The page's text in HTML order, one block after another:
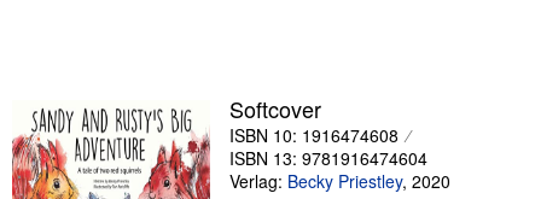
Verkäufer werden
Hilfe
Softcover
ISBN 10: 1916474608
ISBN 13: 9781916474604
Verlag: Becky Priestley, 2020